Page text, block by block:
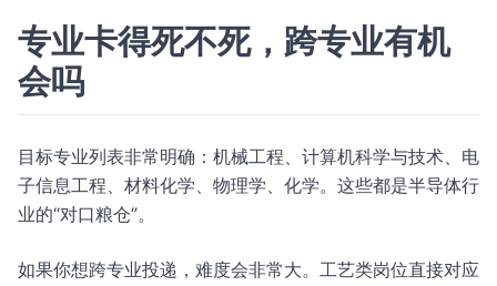
专业卡得死不死，跨专业有机
会吗
目标专业列表非常明确：机械工程、计算机科学与技术、电
子信息工程、材料化学、物理学、化学。这些都是半导体行
业的“对口粮仓”。
如果你想跨专业投递，难度会非常大。工艺类岗位直接对应